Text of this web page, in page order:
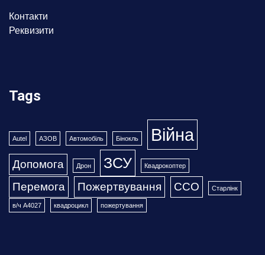
Контакти
Реквизити
Tags
Autel АЗОВ Автомобіль Бінокль Війна
Допомога Дрон ЗСУ Квадрокоптер
Перемога Пожертвування ССО Старлінк
в/ч А4027 квадроцикл пожертування